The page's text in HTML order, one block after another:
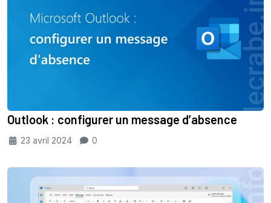
Outlook : configurer un message d’absence
23 avril 2024 0